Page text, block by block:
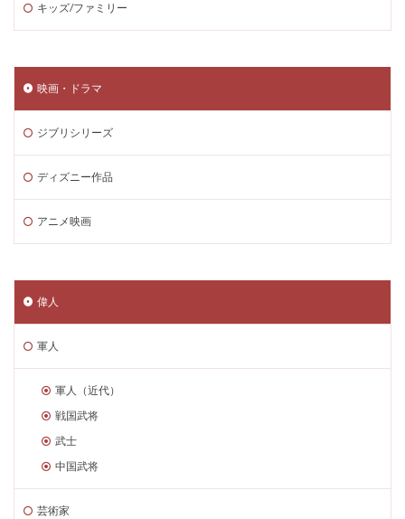
キッズ/ファミリー
映画・ドラマ
ジブリシリーズ
ディズニー作品
アニメ映画
偉人
軍人
軍人（近代）
戦国武将
武士
中国武将
芸術家